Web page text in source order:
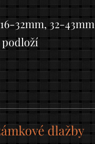
32mm, 32-43mm
podloží
dlažby